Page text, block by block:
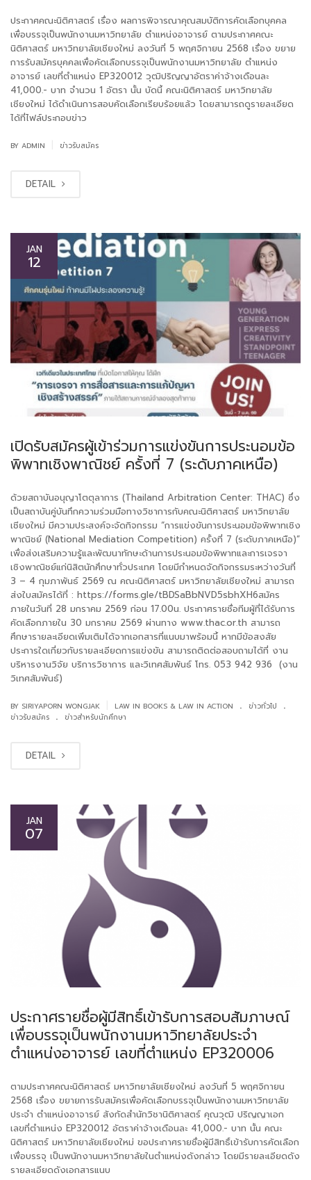
ประกาศคณะนิติศาสตร์ เรื่อง ผลการพิจารณาคุณสมบัติการคัดเลือกบุคคล
เพื่อบรรจุเป็นพนักงานมหาวิทยาลัย ตำแหน่งอาจารย์ ตามประกาศคณะ
นิติศาสตร์ มหาวิทยาลัยเชียงใหม่ ลงวันที่ 5 พฤศจิกายน 2568 เรื่อง ขยาย
การรับสมัครบุคคลเพื่อคัดเลือกบรรจุเป็นพนักงานมหาวิทยาลัย ตำแหน่ง
อาจารย์ เลขที่ตำแหน่ง EP320012 วุฒิปริญญาอัตราค่าจ้างเดือนละ
41,000.- บาท จำนวน 1 อัตรา นั้น บัดนี้ คณะนิติศาสตร์ มหาวิทยาลัย
เชียงใหม่ ได้ดำเนินการสอบคัดเลือกเรียบร้อยแล้ว โดยสามารถดูรายละเอียด
ได้ที่ไฟล์ประกอบข่าว
BY ADMIN ข่าวรับสมัคร
DETAIL
JAN
12
เปิดรับสมัครผู้เข้าร่วมการแข่งขันการประนอมข้อ
พิพาทเชิงพาณิชย์ ครั้งที่ 7 (ระดับภาคเหนือ)
ด้วยสถาบันอนุญาโตตุลาการ (Thailand Arbitration Center: THAC) ซึ่ง
เป็นสถาบันคู่บันทึกความร่วมมือทางวิชาการกับคณะนิติศาสตร์ มหาวิทยาลัย
เชียงใหม่ มีความประสงค์จะจัดกิจกรรม “การแข่งขันการประนอมข้อพิพาทเชิง
พาณิชย์ (National Mediation Competition) ครั้งที่ 7 (ระดับภาคเหนือ)”
เพื่อส่งเสริมความรู้และพัฒนาทักษะด้านการประนอมข้อพิพาทและการเจรจา
เชิงพาณิชย์แก่นิสิตนักศึกษาทั่วประเทศ โดยมีกำหนดจัดกิจกรรมระหว่างวันที่
3 – 4 กุมภาพันธ์ 2569 ณ คณะนิติศาสตร์ มหาวิทยาลัยเชียงใหม่ สามารถ
ส่งใบสมัครได้ที่ : https://forms.gle/tBDSaBbNVD5sbhXH6สมัคร
ภายในวันที่ 28 มกราคม 2569 ก่อน 17.00น. ประกาศรายชื่อทีมผู้ที่ได้รับการ
คัดเลือกภายใน 30 มกราคม 2569 ผ่านทาง www.thac.or.th สามารถ
ศึกษารายละเอียดเพิ่มเติมได้จากเอกสารที่แนบมาพร้อมนี้ หากมีข้อสงสัย
ประการใดเกี่ยวกับรายละเอียดการแข่งขัน สามารถติดต่อสอบถามได้ที่ งาน
บริหารงานวิจัย บริการวิชาการ และวิเทศสัมพันธ์ โทร. 053 942 936 (งาน
วิเทศสัมพันธ์)
BY SIRIYAPORN WONGJAK LAW IN BOOKS & LAW IN ACTION . ข่าวทั่วไป .
ข่าวรับสมัคร . ข่าวสำหรับนักศึกษา
DETAIL
JAN
07
ประกาศรายชื่อผู้มีสิทธิ์เข้ารับการสอบสัมภาษณ์
เพื่อบรรจุเป็นพนักงานมหาวิทยาลัยประจำ
ตำแหน่งอาจารย์ เลขที่ตำแหน่ง EP320006
ตามประกาศคณะนิติศาสตร์ มหาวิทยาลัยเชียงใหม่ ลงวันที่ 5 พฤศจิกายน
2568 เรื่อง ขยายการรับสมัครเพื่อคัดเลือกบรรจุเป็นพนักงานมหาวิทยาลัย
ประจำ ตำแหน่งอาจารย์ สังกัดสำนักวิชานิติศาสตร์ คุณวุฒิ ปริญญาเอก
เลขที่ตำแหน่ง EP320012 อัตราค่าจ้างเดือนละ 41,000.- บาท นั้น คณะ
นิติศาสตร์ มหาวิทยาลัยเชียงใหม่ ขอประกาศรายชื่อผู้มีสิทธิ์เข้ารับการคัดเลือก
เพื่อบรรจุ เป็นพนักงานมหาวิทยาลัยในตำแหน่งดังกล่าว โดยมีรายละเอียดดัง
รายละเอียดดังเอกสารแนบ